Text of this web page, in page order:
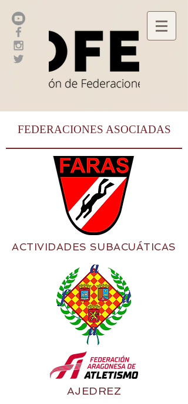
FEDERACIONES ASOCIADAS
ACTIVIDADES SUBACUÁTICAS
AJEDREZ